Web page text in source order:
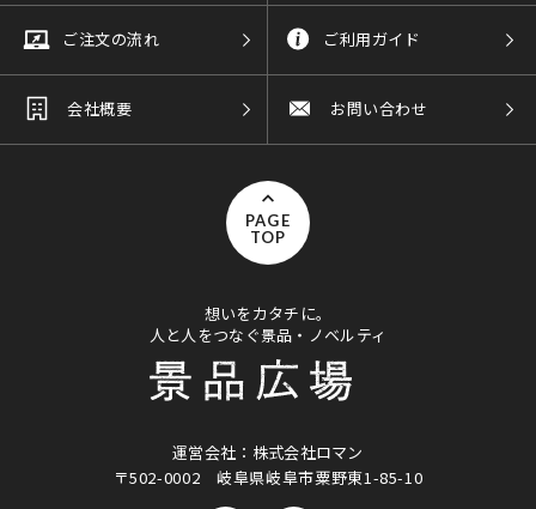
ご注文の流れ ご利用ガイド
会社概要 お問い合わせ
PAGE
TOP
想いをカタチに。
人と人をつなぐ景品・ノベルティ
運営会社：株式会社ロマン
〒502-0002岐阜県岐阜市粟野東1-85-10